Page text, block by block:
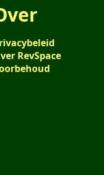
RevSpace